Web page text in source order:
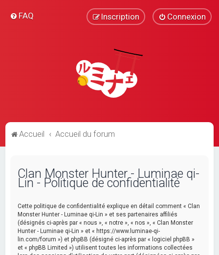
FAQ Connexion
Inscription
Accueil Accueil du forum
Clan Monster Hunter - Luminae qi-
Lin - Politique de confidentialité
Cette politique de confidentialité explique en détail comment « Clan
Monster Hunter - Luminae qi-Lin » et ses partenaires affiliés
(désignés ci-après par « nous », « notre », « nos », « Clan Monster
Hunter - Luminae qi-Lin » et « https://www.luminae-qi-
lin.com/forum ») et phpBB (désigné ci-après par « logiciel phpBB »
et « phpBB Limited ») utilisent toutes les informations collectées